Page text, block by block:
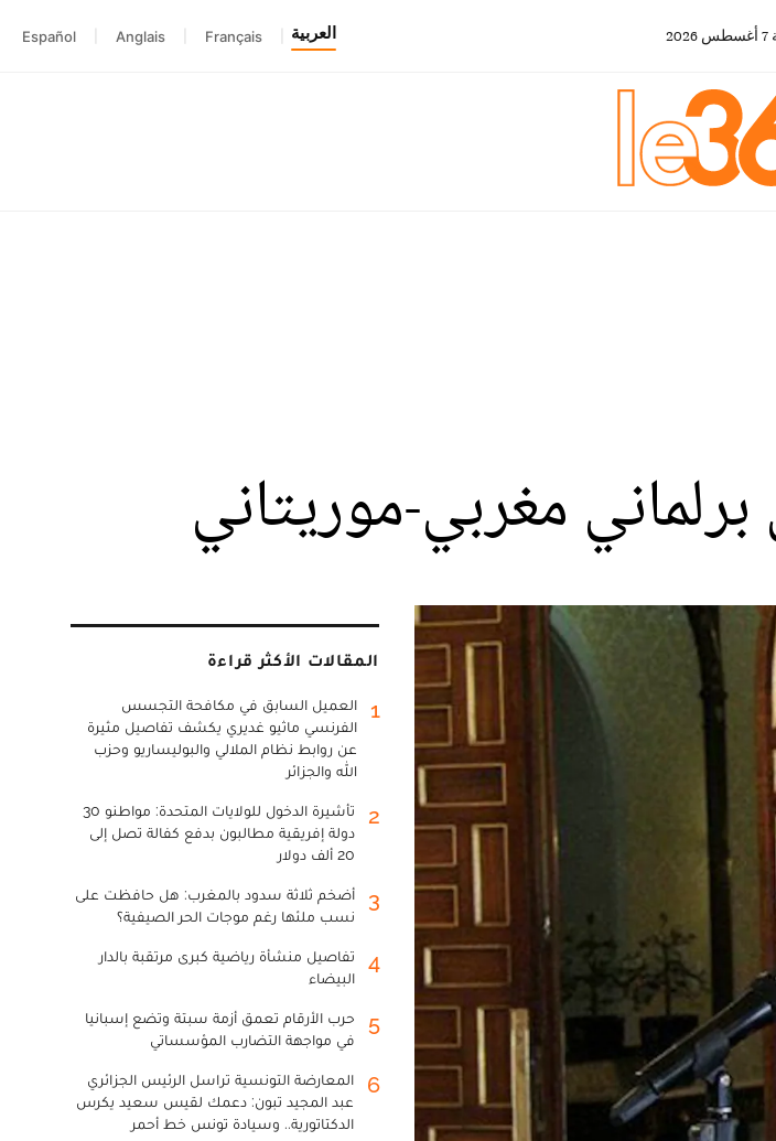
7 أغسطس 2026 العربية Français
Anglais
Español
مغربي-موريتاني
المقالات الأكثر قراءة
1
العميل السابق في مكافحة التجسس
الفرنسي ماثيو غديري يكشف تفاصيل مثيرة
عن روابط نظام الملالي والبوليساريو وحزب
الله والجزائر
2
تأشيرة الدخول للولايات المتحدة: مواطنو 30
دولة إفريقية مطالبون بدفع كفالة تصل إلى
20 ألف دولار
3
أضخم ثلاثة سدود بالمغرب: هل حافظت على
نسب ملئها رغم موجات الحر الصيفية؟
4
تفاصيل منشأة رياضية كبرى مرتقبة بالدار
البيضاء
5
حرب الأرقام تعمق أزمة سبتة وتضع إسبانيا
في مواجهة التضارب المؤسساتي
6
المعارضة التونسية تراسل الرئيس الجزائري
عبد المجيد تبون: دعمك لقيس سعيد يكرس
الدكتاتورية.. وسيادة تونس خط أحمر